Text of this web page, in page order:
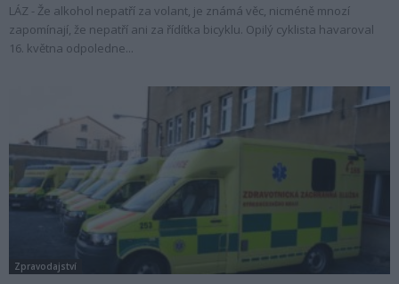
LÁZ - Že alkohol nepatří za volant, je známá věc, nicméně mnozí
zapomínají, že nepatří ani za řídítka bicyklu. Opilý cyklista havaroval
16. května odpoledne...
Zpravodajství